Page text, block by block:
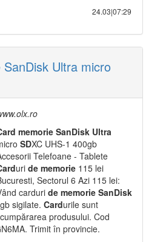
24.03|07:29
Ultra micro
memorie SanDisk Ultra
SDXC UHS-1 400gb
Telefoane - Tablete
uri de memorie 115 lei
Sectorul 6 Azi 115 lei:
carduride memorie SanDisk
sigilate. Cardurile sunt
produsului. Cod
Trimit în provincie.